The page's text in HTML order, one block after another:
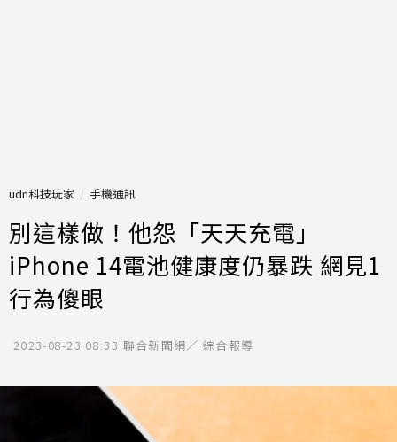
udn科技玩家 手機通訊
別這樣做！他怨「天天充電」
iPhone 14電池健康度仍暴跌 網見1
行為傻眼
2023-08-23 08:33 聯合新聞網／ 綜合報導